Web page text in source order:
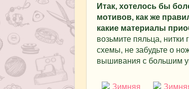
Итак, хотелось бы
мотивов, как же
какие материалы
возьмите пяльца,
схемы, не забудьте о
вышивания с большим